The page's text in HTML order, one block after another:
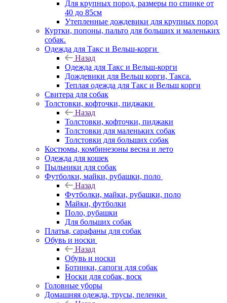
Для крупных пород, размеры по спинке от
40 до 85см
Утепленные дождевики для крупных пород
Куртки, попоны, пальто для больших и маленьких
собак.
Одежда для Такс и Вельш-корги
Назад
Одежда для Такс и Вельш-корги
Дождевики для Вельш корги, Такса.
Теплая одежда для Такс и Вельш корги
Свитера для собак
Толстовки, кофточки, пиджаки
Назад
Толстовки, кофточки, пиджаки
Толстовки для маленьких собак
Толстовки для больших собак
Костюмы, комбинезоны весна и лето
Одежда для кошек
Пыльники для собак
Футболки, майки, рубашки, поло
Назад
Футболки, майки, рубашки, поло
Майки, футболки
Поло, рубашки
Для больших собак
Платья, сарафаны для собак
Обувь и носки
Назад
Обувь и носки
Ботинки, сапоги для собак
Носки для собак, воск
Головные уборы
Домашняя одежда, трусы, пеленки